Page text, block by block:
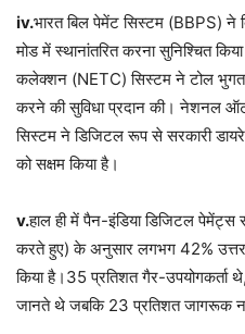
iv.भारत बिल पेमेंट सिस्टम (BBPS)
मोड में स्थानांतरित करना सुनिश्चित
कलेक्शन (NETC) सिस्टम ने टोल
करने की सुविधा प्रदान की। नेशनल
सिस्टम ने डिजिटल रूप से सरकारी
को सक्षम किया है।
v.हाल ही में पैन-इंडिया डिजिटल
करते हुए) के अनुसार लगभग 42%
किया है।35 प्रतिशत गैर-उपयोगकर्ता
जानते थे जबकि 23 प्रतिशत जागरूक